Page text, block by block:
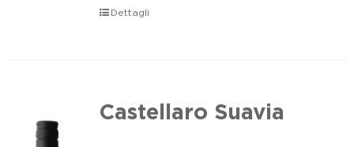
Dettagli
Castellaro Suavia